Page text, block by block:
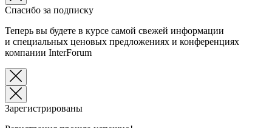
Спасибо за подписку
Теперь вы будете в курсе самой свежей информации
и специальных ценовых предложениях и конференциях
компании InterForum
Зарегистрированы